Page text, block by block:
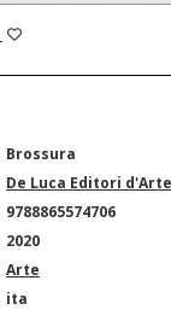
Brossura
De Luca Editori d'Arte
9788865574706
2020
Arte
ita